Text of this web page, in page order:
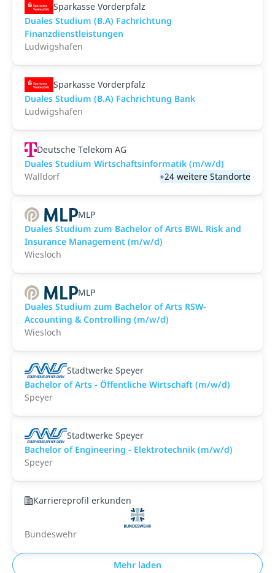
Sparkasse Vorderpfalz
Duales Studium (B.A) Fachrichtung
Finanzdienstleistungen
Ludwigshafen
Sparkasse Vorderpfalz
Duales Studium (B.A) Fachrichtung Bank
Ludwigshafen
Deutsche Telekom AG
Duales Studium Wirtschaftsinformatik (m/w/d)
Walldorf
+24 weitere Standorte
MLP
Duales Studium zum Bachelor of Arts BWL Risk and
Insurance Management (m/w/d)
Wiesloch
MLP
Duales Studium zum Bachelor of Arts RSW-
Accounting & Controlling (m/w/d)
Wiesloch
Stadtwerke Speyer
Bachelor of Arts - Öffentliche Wirtschaft (m/w/d)
Speyer
Stadtwerke Speyer
Bachelor of Engineering - Elektrotechnik (m/w/d)
Speyer
Karriereprofil erkunden
Bundeswehr
Mehr laden